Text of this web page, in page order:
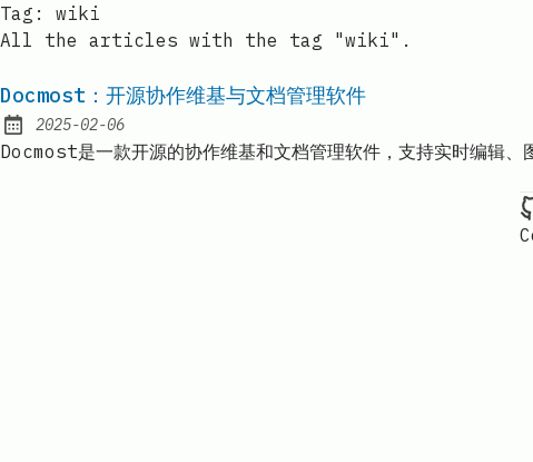
Tag: wiki
All the articles with the tag "wiki".
Docmost：开源协作维基与文档管理软件
Published:
2025-02-06
Docmost是一款开源的协作维基和文档管理软件，支持实时编辑、